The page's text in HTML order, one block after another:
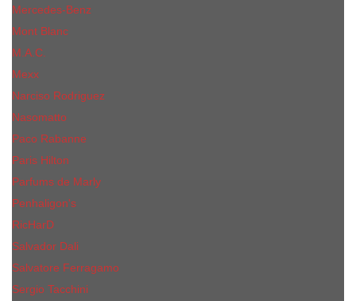
Mercedes-Benz
Mont Blanc
M.А.C.
Mexx
Narciso Rodriguez
Nasomatto
Paco Rabanne
Paris Hilton
Parfums de Marly
Penhaligon​'s
RicHarD
Salvador Dali
Salvatore Ferragamo
Sergio Tacchini